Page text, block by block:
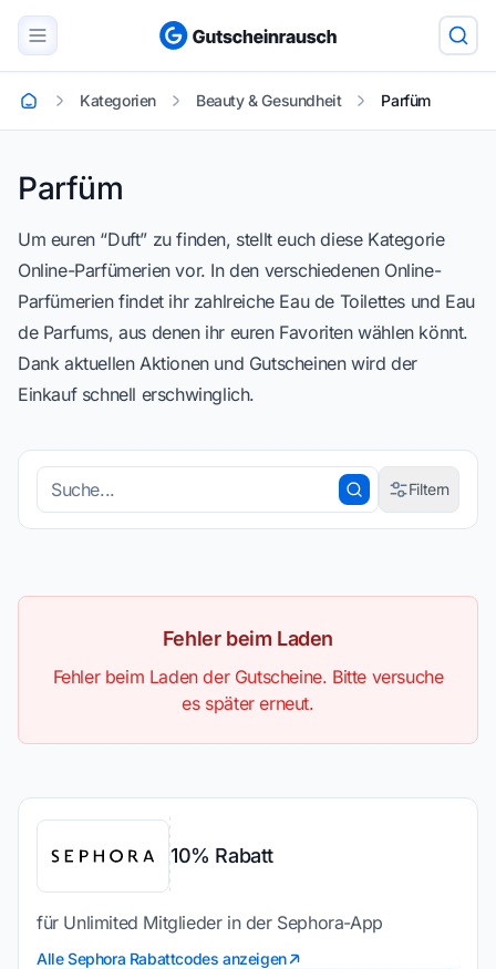
StartseiteKategorien Beauty & Gesundheit Parfüm
Parfüm
Parfüm
Um euren “Duft” zu finden, stellt euch diese Kategorie
Online-Parfümerien vor. In den verschiedenen Online-
Parfümerien findet ihr zahlreiche Eau de Toilettes und Eau
de Parfums, aus denen ihr euren Favoriten wählen könnt.
Dank aktuellen Aktionen und Gutscheinen wird der
Einkauf schnell erschwinglich.
Filtern
Fehler beim Laden
Fehler beim Laden der Gutscheine. Bitte versuche
es später erneut.
10% Rabatt
für Unlimited Mitglieder in der Sephora-App
Alle Sephora Rabattcodes anzeigen